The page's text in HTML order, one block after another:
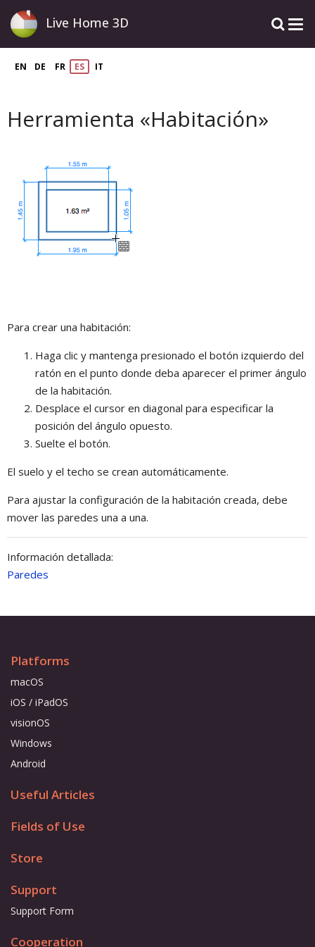
Live Home 3D
EN DE FR ES IT
Herramienta «Habitación»
Para crear una habitación:
Haga clic y mantenga presionado el botón izquierdo del
ratón en el punto donde deba aparecer el primer ángulo
de la habitación.
Desplace el cursor en diagonal para especificar la
posición del ángulo opuesto.
Suelte el botón.
El suelo y el techo se crean automáticamente.
Para ajustar la configuración de la habitación creada, debe
mover las paredes una a una.
Información detallada:
Paredes
Platforms
macOS
iOS / iPadOS
visionOS
Windows
Android
Useful Articles
Fields of Use
Store
Support
Support Form
Cooperation